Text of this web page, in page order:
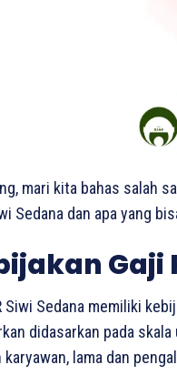
mari kita bahas salah
Sedana dan apa yang
Gaji
Siwi Sedana memiliki
didasarkan pada
karyawan, lama dan